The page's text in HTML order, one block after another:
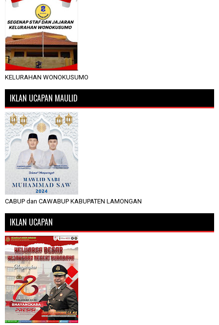
KELURAHAN WONOKUSUMO
IKLAN UCAPAN MAULID
CABUP dan CAWABUP KABUPATEN LAMONGAN
IKLAN UCAPAN